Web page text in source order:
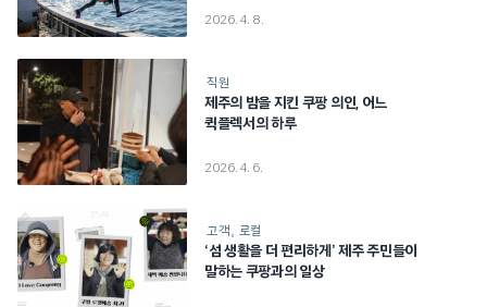
2026. 4. 8.
직원
제주의 밤을 지킨 쿠팡 의인, 어느
퀵플렉서의 하루
2026. 4. 6.
고객 로컬
‘섬 생활을 더 편리하게’ 제주 주민들이
말하는 쿠팡과의 일상